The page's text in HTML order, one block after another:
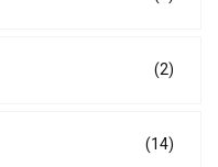
(2)
(14)